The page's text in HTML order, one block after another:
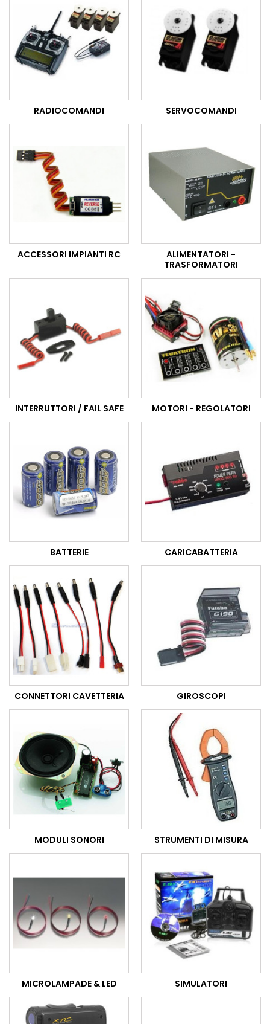
RADIOCOMANDI SERVOCOMANDI
ACCESSORI IMPIANTI RC
ALIMENTATORI -
TRASFORMATORI
INTERRUTTORI / FAIL SAFE MOTORI - REGOLATORI
BATTERIE CARICABATTERIA
CONNETTORI CAVETTERIA GIROSCOPI
MODULI SONORI STRUMENTI DI MISURA
MICROLAMPADE & LED SIMULATORI